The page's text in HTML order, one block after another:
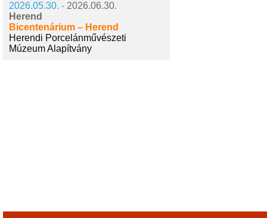
2026.05.30. - 2026.06.30.
Herend
Bicentenárium – Herend
Herendi Porcelánművészeti
Múzeum Alapítvány